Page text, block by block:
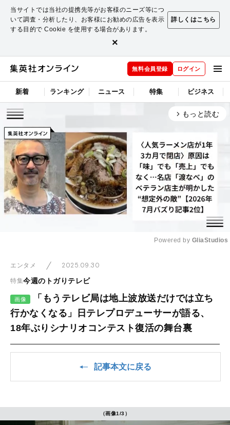
当サイトでは当社の提携先等がお客様のニーズ等につ
いて調査・分析したり、お客様にお勧めの広告を表示
する目的で Cookie を使用する場合があります。
詳しくはこちら
×
無料会員登録 ログイン
新着 ランキング ニュース 特集 ビジネス
arrow_forward_ios もっと読む
Powered by GliaStudios
エンタメ 2025.09.30
特集今週のトガりテレビ
画像
「もうテレビ局は地上波放送だけでは立ち
行かなくなる」日テレプロデューサーが語る、
18年ぶりシナリオコンテスト復活の舞台裏
記事本文に戻る
（画像1/3）